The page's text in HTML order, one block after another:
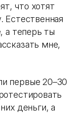
что хотят
Естественная
а теперь ты
мне,
первые 20–30
деньги, а